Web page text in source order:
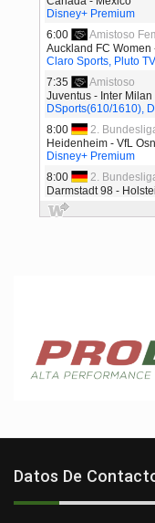
Datos De